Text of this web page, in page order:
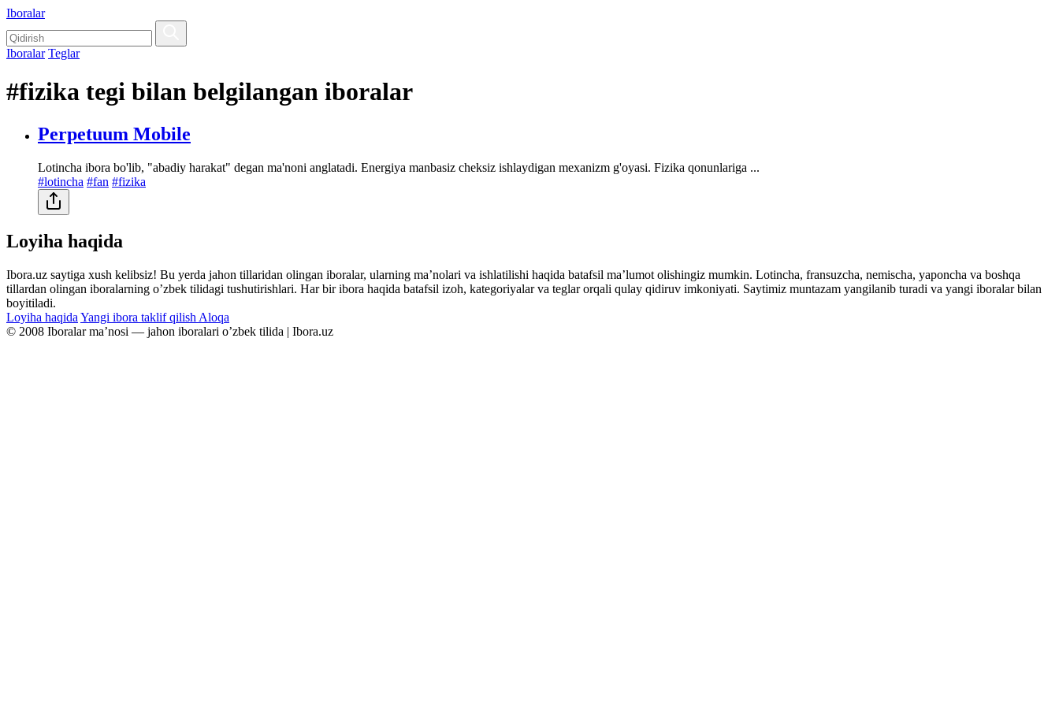
Iboralar
Iboralar Teglar
#fizika tegi bilan belgilangan iboralar
Perpetuum Mobile
Lotincha ibora bo'lib, "abadiy harakat" degan ma'noni anglatadi. Energiya manbasiz cheksiz ishlaydigan mexanizm g'oyasi. Fizika qonunlariga ...
#lotincha #fan #fizika
Loyiha haqida
Ibora.uz saytiga xush kelibsiz! Bu yerda jahon tillaridan olingan iboralar, ularning maʼnolari va ishlatilishi haqida batafsil maʼlumot olishingiz mumkin. Lotincha, fransuzcha, nemischa, yaponcha va boshqa
tillardan olingan iboralarning oʼzbek tilidagi tushutirishlari. Har bir ibora haqida batafsil izoh, kategoriyalar va teglar orqali qulay qidiruv imkoniyati. Saytimiz muntazam yangilanib turadi va yangi iboralar bilan
boyitiladi.
Loyiha haqida Yangi ibora taklif qilish Aloqa
© 2008 Iboralar maʼnosi — jahon iboralari oʼzbek tilida | Ibora.uz